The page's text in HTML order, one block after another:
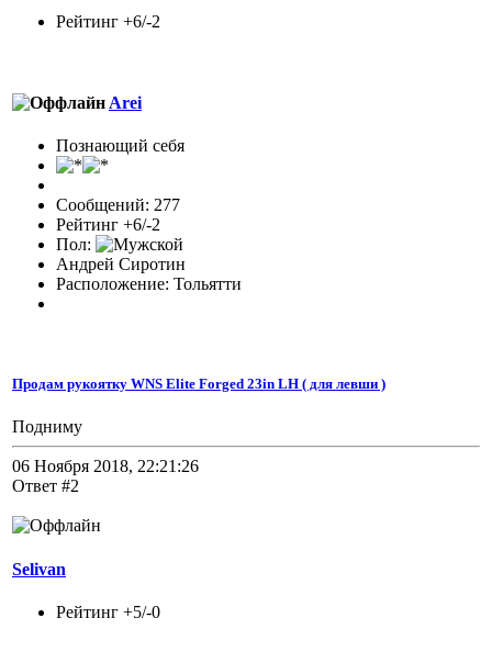
Рейтинг +6/-2
Arei
Познающий себя
Сообщений: 277
Рейтинг +6/-2
Пол:
Андрей Сиротин
Расположение: Тольятти
Продам рукоятку WNS Elite Forged 23in LH ( для левши )
Подниму
06 Ноября 2018, 22:21:26
Ответ #2
Selivan
Рейтинг +5/-0